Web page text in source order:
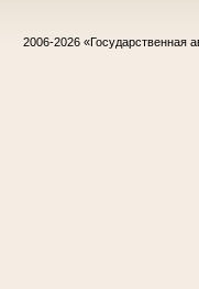
2006-2026 «Государственная